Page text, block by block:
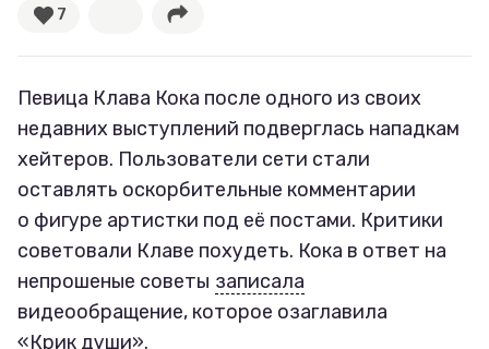
Рецепты
Ваши истории
Соцсети
7
Певица Клава Кока после одного из своих
недавних выступлений подверглась нападкам
хейтеров. Пользователи сети стали
оставлять оскорбительные комментарии
о фигуре артистки под её постами. Критики
советовали Клаве похудеть. Кока в ответ на
непрошеные советы записала
видеообращение, которое озаглавила
«Крик души».